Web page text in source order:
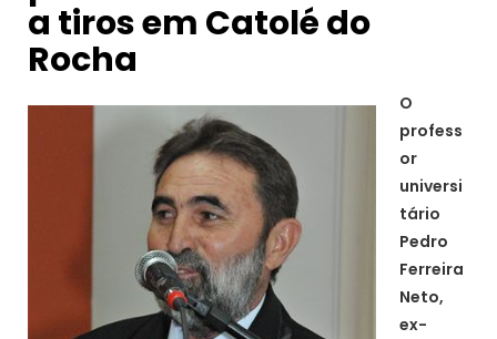
a tiros em Catolé do
Rocha
O
profess
or
universi
tário
Pedro
Ferreira
Neto,
ex-